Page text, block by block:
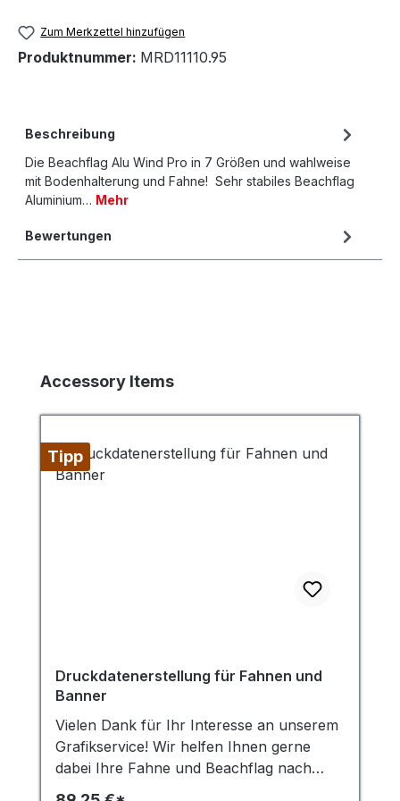
Zum Merkzettel hinzufügen
Produktnummer: MRD11110.95
Beschreibung
Die Beachflag Alu Wind Pro in 7 Größen und wahlweise
mit Bodenhalterung und Fahne! Sehr stabiles Beachflag
Aluminium… Mehr
Bewertungen
Produktgalerie überspringen
Accessory Items
Tipp
Druckdatenerstellung für Fahnen und
Banner
Vielen Dank für Ihr Interesse an unserem
Grafikservice! Wir helfen Ihnen gerne
dabei Ihre Fahne und Beachflag nach
Ihren Vorgaben zu entwerfen. Um die